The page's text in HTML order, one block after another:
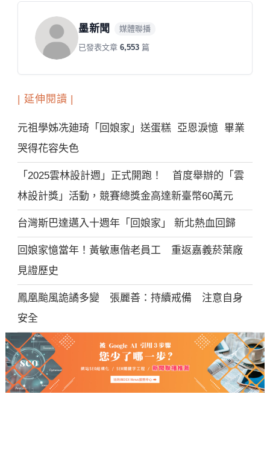
墨新聞 媒體聯播
已發表文章6,553 篇
| 延伸閱讀 |
元祖學姊冼廸琦「回娘家」送蛋糕 亞恩淚憶 畢業
哭得花容失色
「2025雲林設計週」正式開跑！ 首度舉辦的「雲
林設計獎」活動，競賽總獎金高達新臺幣60萬元
台灣斯巴達邁入十週年「回娘家」 新北熱血回歸
回娘家憶當年！黃敏惠偕老員工 重返嘉義菸葉廠
見證歷史
鳳凰颱風詭譎多變 張麗善：持續戒備 注意自身
安全